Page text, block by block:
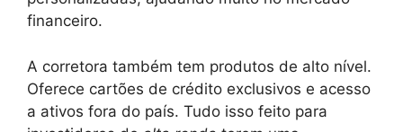
financeiro.
A corretora também tem produtos de alto nível.
Oferece cartões de crédito exclusivos e acesso
a ativos fora do país. Tudo isso feito para